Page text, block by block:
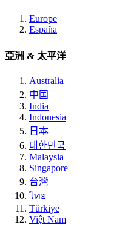
Europe
España
亞洲 & 太平洋
Australia
中国
India
Indonesia
日本
대한민국
Malaysia
Singapore
台灣
ไทย
Türkiye
Việt Nam